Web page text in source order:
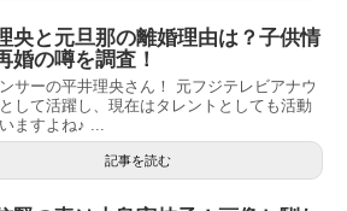
央と元旦那の離婚理由は？子供情
婚の噂を調査！
サーの平井理央さん！ 元フジテレビアナウ
して活躍し、現在はタレントとしても活動
ますよね♪ ...
記事を読む